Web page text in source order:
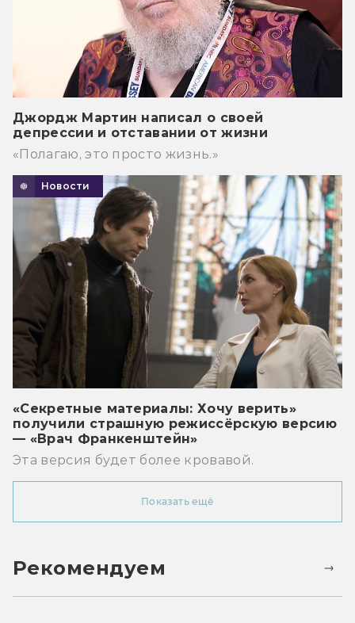
Джордж Мартин написал о своей
депрессии и отставании от жизни
«Полагаю, это просто жизнь.»
Новости
«Секретные материалы: Хочу верить»
получили страшную режиссёрскую версию
— «Врач Франкенштейн»
Эта версия будет более кровавой.
Показать ещё
Рекомендуем